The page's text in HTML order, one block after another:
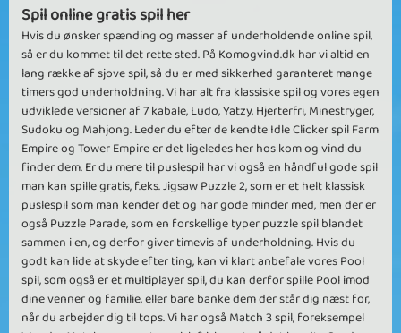
Spil online gratis spil her
Hvis du ønsker spænding og masser af underholdende online spil,
så er du kommet til det rette sted. På Komogvind.dk har vi altid en
lang række af sjove spil, så du er med sikkerhed garanteret mange
timers god underholdning. Vi har alt fra klassiske spil og vores egen
udviklede versioner af 7 kabale, Ludo, Yatzy, Hjerterfri, Minestryger,
Sudoku og Mahjong. Leder du efter de kendte Idle Clicker spil Farm
Empire og Tower Empire er det ligeledes her hos kom og vind du
finder dem. Er du mere til puslespil har vi også en håndful gode spil
man kan spille gratis, f.eks. Jigsaw Puzzle 2, som er et helt klassisk
puslespil som man kender det og har gode minder med, men der er
også Puzzle Parade, som en forskellige typer puzzle spil blandet
sammen i en, og derfor giver timevis af underholdning. Hvis du
godt kan lide at skyde efter ting, kan vi klart anbefale vores Pool
spil, som også er et multiplayer spil, du kan derfor spille Pool imod
dine venner og familie, eller bare banke dem der står dig næst for,
når du arbejder dig til tops. Vi har også Match 3 spil, foreksempel